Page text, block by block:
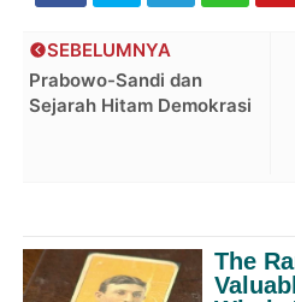
SEBELUMNYA
Prabowo-Sandi dan
Sejarah Hitam Demokrasi